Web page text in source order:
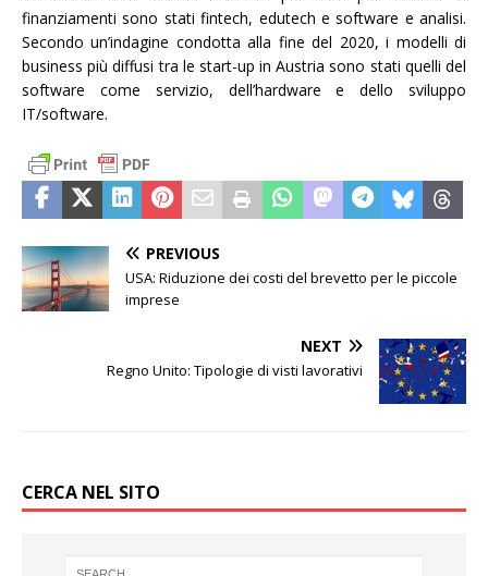
finanziamenti sono stati fintech, edutech e software e analisi.
Secondo un’indagine condotta alla fine del 2020, i modelli di
business più diffusi tra le start-up in Austria sono stati quelli del
software come servizio, dell’hardware e dello sviluppo
IT/software.
PREVIOUS
USA: Riduzione dei costi del brevetto per le piccole
imprese
NEXT
Regno Unito: Tipologie di visti lavorativi
CERCA NEL SITO